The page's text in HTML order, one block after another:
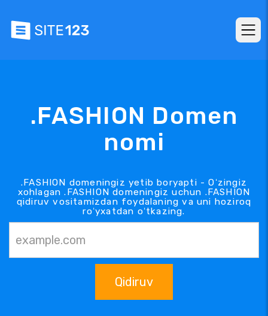
.FASHION Domen
nomi
.FASHION domeningiz yetib boryapti - Oʻzingiz
xohlagan .FASHION domeningiz uchun .FASHION
qidiruv vositamizdan foydalaning va uni hoziroq
roʻyxatdan oʻtkazing.
Qidiruv